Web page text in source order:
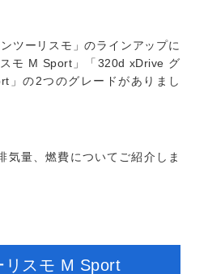
ツーリスモ」のラインアップに
モ M Sport」「320d xDrive グ
」の2つのグレードがありまし
気量、燃費についてご紹介しま
リスモ M Sport